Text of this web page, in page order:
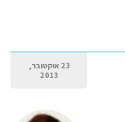
23 אוקטובר,
2013